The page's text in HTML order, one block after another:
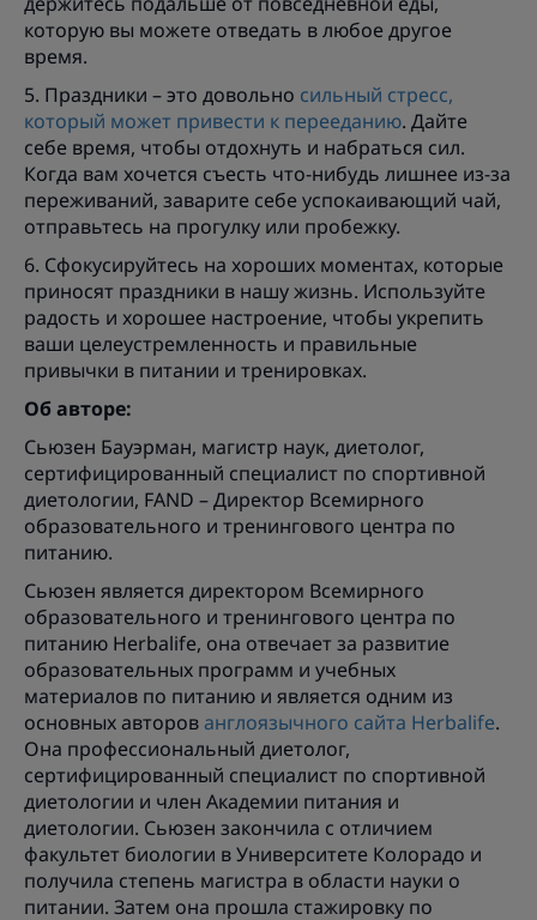
которую вы можете отведать в любое другое
время.
5. Праздники – это довольно сильный стресс,
который может привести к перееданию. Дайте
себе время, чтобы отдохнуть и набраться сил.
Когда вам хочется съесть что-нибудь лишнее из-за
переживаний, заварите себе успокаивающий чай,
отправьтесь на прогулку или пробежку.
6. Сфокусируйтесь на хороших моментах, которые
приносят праздники в нашу жизнь. Используйте
радость и хорошее настроение, чтобы укрепить
ваши целеустремленность и правильные
привычки в питании и тренировках.
Об авторе:
Сьюзен Бауэрман, магистр наук, диетолог,
сертифицированный специалист по спортивной
диетологии, FAND – Директор Всемирного
образовательного и тренингового центра по
питанию.
Сьюзен является директором Всемирного
образовательного и тренингового центра по
питанию Herbalife, она отвечает за развитие
образовательных программ и учебных
материалов по питанию и является одним из
основных авторов англоязычного сайта Herbalife.
Она профессиональный диетолог,
сертифицированный специалист по спортивной
диетологии и член Академии питания и
диетологии. Сьюзен закончила с отличием
факультет биологии в Университете Колорадо и
получила степень магистра в области науки о
питании. Затем она прошла стажировку по